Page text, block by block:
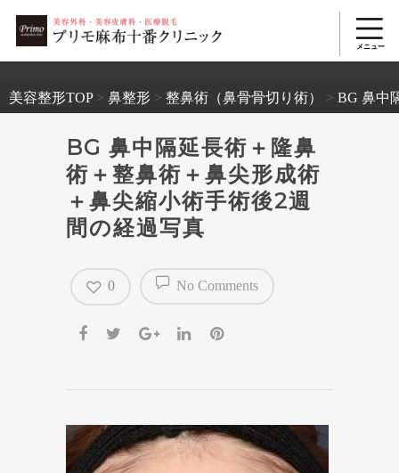
美容整形TOP> 鼻整形 > 整鼻術（鼻骨骨切り術） > BG 鼻中
BG 鼻中隔延長術＋隆鼻
術＋整鼻術＋鼻尖形成術
＋鼻尖縮小術手術後2週
間の経過写真
No Comments
0